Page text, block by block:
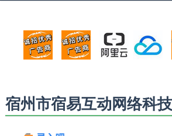
顶部广告位1
广告位招商_广告位待售
顶部广告位2
广告位招商_广告位
阿里云
打折活动
宿州市宿易互动网络科技